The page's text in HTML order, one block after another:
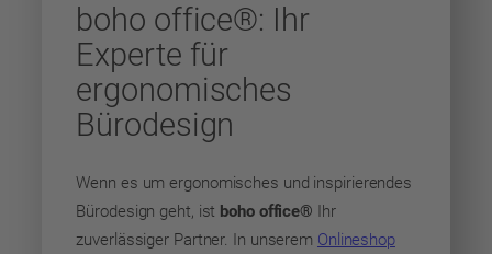
boho office®: Ihr
Experte für
ergonomisches
Bürodesign
Wenn es um ergonomisches und inspirierendes
Bürodesign geht, ist boho office® Ihr
zuverlässiger Partner. In unserem Onlineshop